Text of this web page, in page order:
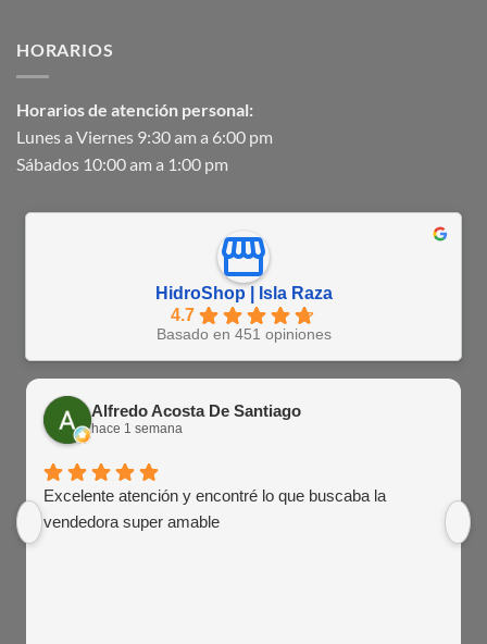
HORARIOS
Horarios de atención personal:
Lunes a Viernes 9:30 am a 6:00 pm
Sábados 10:00 am a 1:00 pm
HidroShop | Isla Raza
4.7
Basado en 451 opiniones
Alfredo Acosta De Santiago
hace 1 semana
Excelente atención y encontré lo que buscaba la
vendedora super amable